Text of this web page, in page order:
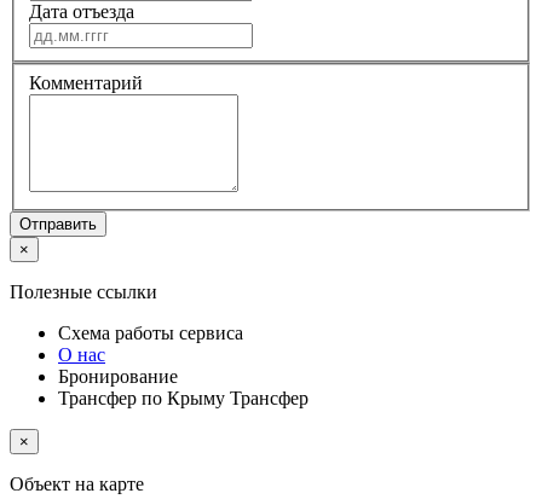
Дата отъезда
Комментарий
Отправить
×
Полезные ссылки
Схема работы сервиса
О нас
Бронирование
Трансфер по Крыму Трансфер
×
Объект на карте